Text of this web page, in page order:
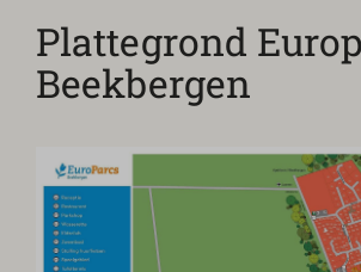
Plattegrond
Beekbergen